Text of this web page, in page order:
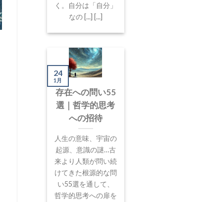
く。自分は「自分」
なの [...] [...]
存在への問い55
選｜哲学的思考
への招待
人生の意味、宇宙の
起源、意識の謎…古
来より人類が問い続
けてきた根源的な問
い55選を通して、
哲学的思考への扉を
24
1月